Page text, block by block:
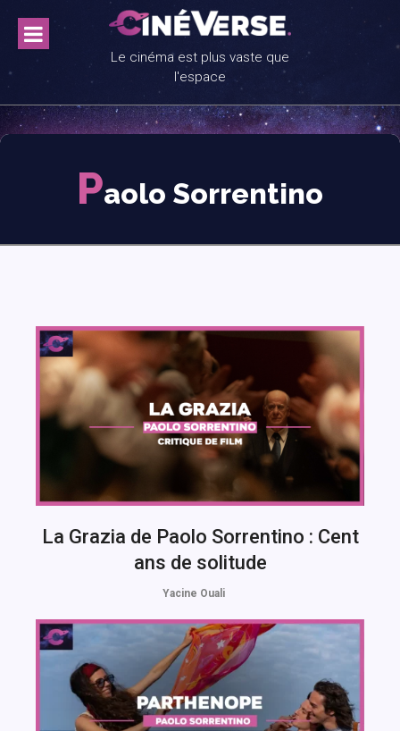
content
Le cinéma est plus vaste que
l'espace
Paolo Sorrentino
La Grazia de Paolo Sorrentino : Cent
ans de solitude
Yacine Ouali